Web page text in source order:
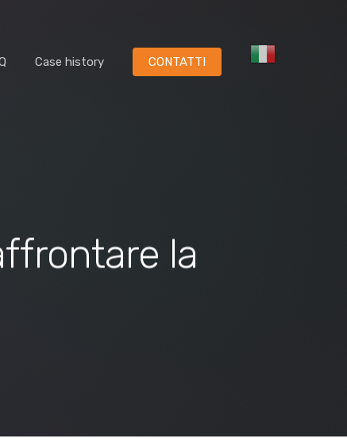
Case history CONTATTI
la